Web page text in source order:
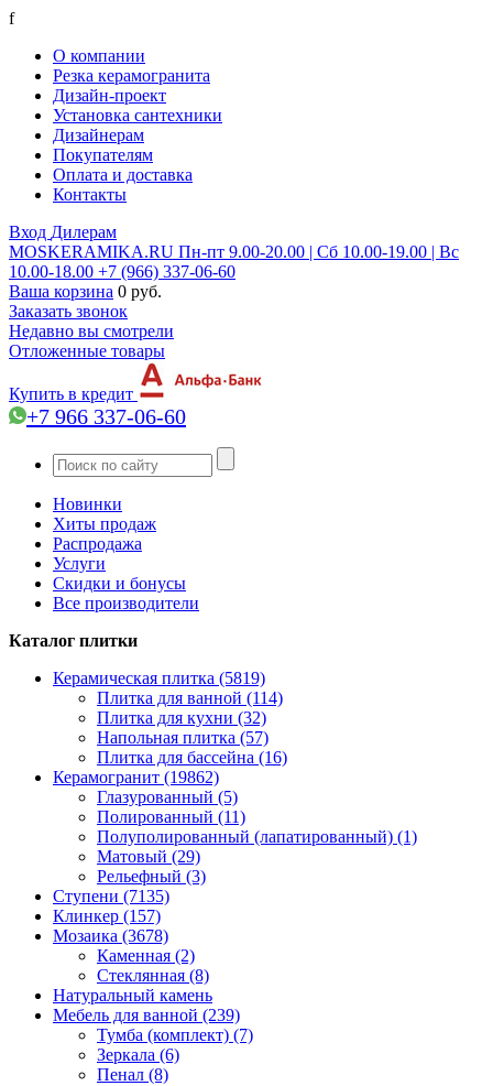
f
О компании
Резка керамогранита
Дизайн-проект
Установка сантехники
Дизайнерам
Покупателям
Оплата и доставка
Контакты
Вход Дилерам
MOSKERAMIKA.RU Пн-пт 9.00-20.00 | Сб 10.00-19.00 | Вс
10.00-18.00 +7 (966) 337-06-60
Ваша корзина 0 руб.
Заказать звонок
Недавно вы смотрели
Отложенные товары
Купить в кредит
+7 966 337-06-60
Новинки
Хиты продаж
Распродажа
Услуги
Скидки и бонусы
Все производители
Каталог плитки
Керамическая плитка (5819)
Плитка для ванной (114)
Плитка для кухни (32)
Напольная плитка (57)
Плитка для бассейна (16)
Керамогранит (19862)
Глазурованный (5)
Полированный (11)
Полуполированный (лапатированный) (1)
Матовый (29)
Рельефный (3)
Ступени (7135)
Клинкер (157)
Мозаика (3678)
Каменная (2)
Стеклянная (8)
Натуральный камень
Мебель для ванной (239)
Тумба (комплект) (7)
Зеркала (6)
Пенал (8)